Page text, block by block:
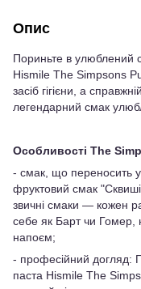
Опис
Пориньте в улюблений
Hismile The Simpsons
засіб гігієни, а
легендарний смак
Особливості The
- смак, що переносить у
фруктовий смак
звичні смаки — кожен
себе як Барт чи Гомер,
напоєм;
- професійний догляд:
паста Hismile The